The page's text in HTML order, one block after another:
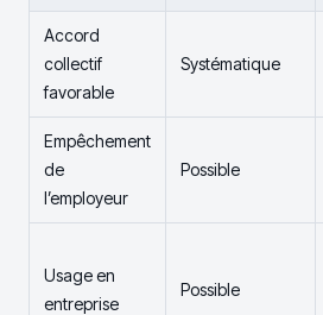
Accord
collectif
favorable
Systématique
Empêchement
de
l’employeur
Possible
Usage en
entreprise
Possible